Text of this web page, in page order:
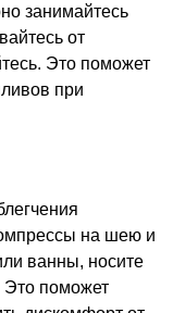
занимайтесь
от
Это поможет
при
на шею и
ванны, носите
Это поможет